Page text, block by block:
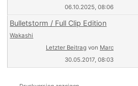
06.10.2025, 08:06
Bulletstorm / Full Clip Edition
Wakashi
Letzter Beitrag von Marc
30.05.2017, 08:03